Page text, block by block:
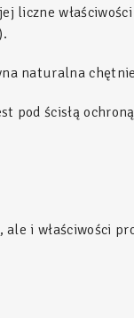
liczne
naturalna
pod ścisłą
i właściwości